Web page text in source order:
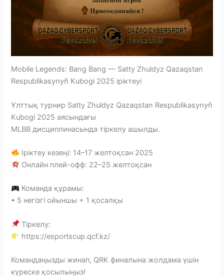
Mobile Legends: Bang Bang — Satty Zhuldyz Qazaqstan
Respublikasynyñ Kubogi 2025 іріктеуі
Ұлттық турнир Satty Zhuldyz Qazaqstan Respublikasynyñ
Kubogi 2025 аясындағы
MLBB дисциплинасында тіркелу ашылды.
Іріктеу кезеңі: 14–17 желтоқсан 2025
Онлайн плей-офф: 22–25 желтоқсан
Команда құрамы:
• 5 негізгі ойыншы + 1 қосалқы
Тіркелу:
https://esportscup.qcf.kz/
Командаңызды жинап, QRK финалына жолдама үшін
күреске қосылыңыз!